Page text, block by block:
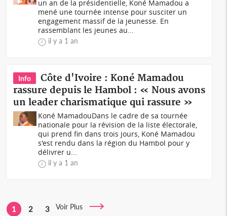
un an de la présidentielle, Koné Mamadou a
mené une tournée intense pour susciter un
engagement massif de la jeunesse. En
rassemblant les jeunes au...
il y a 1 an
Info
Côte d'Ivoire : Koné Mamadou
rassure depuis le Hambol : « Nous avons
un leader charismatique qui rassure »
Koné MamadouDans le cadre de sa tournée
nationale pour la révision de la liste électorale,
qui prend fin dans trois jours, Koné Mamadou
s'est rendu dans la région du Hambol pour y
délivrer u...
il y a 1 an
1 2 3 Voir Plus